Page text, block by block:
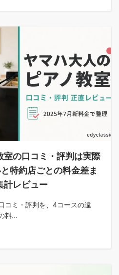
室の口コミ・評判は実際
特約店ごとの料金差ま
計レビュー
コミ・評判を、4コースの違
料...